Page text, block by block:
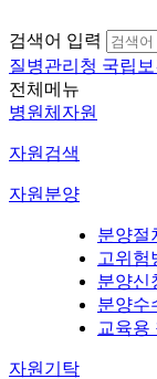
검색어 입력
질병관리청 국립
전체메뉴
병원체자원
자원검색
자원분양
분양절
고위험
분양신
분양수
교육용
자원기탁